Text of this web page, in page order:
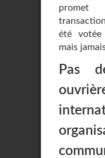
été
mais
Pas